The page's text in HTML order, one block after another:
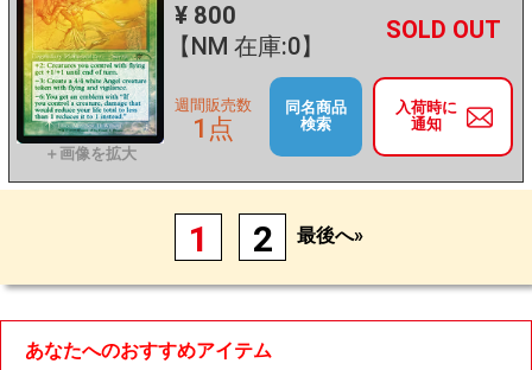
¥ 800
【NM 在庫:0】
－ +
入荷時に
通知
週間販売数
1点
同名商品
検索
1 2 最後へ»
あなたへのおすすめアイテム